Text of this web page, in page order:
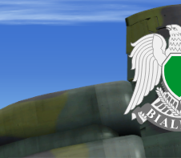
Skip
to
Skip
to
Skip
to